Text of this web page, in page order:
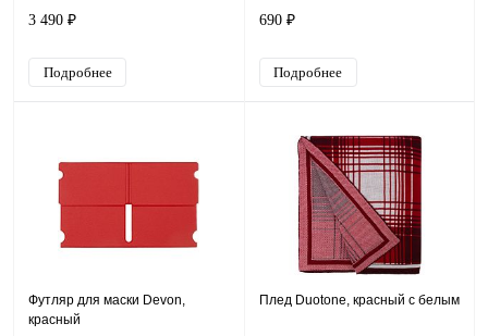
3 490 ₽
Подробнее
690 ₽
Подробнее
Футляр для маски Devon,
красный
Плед Duotone, красный с белым